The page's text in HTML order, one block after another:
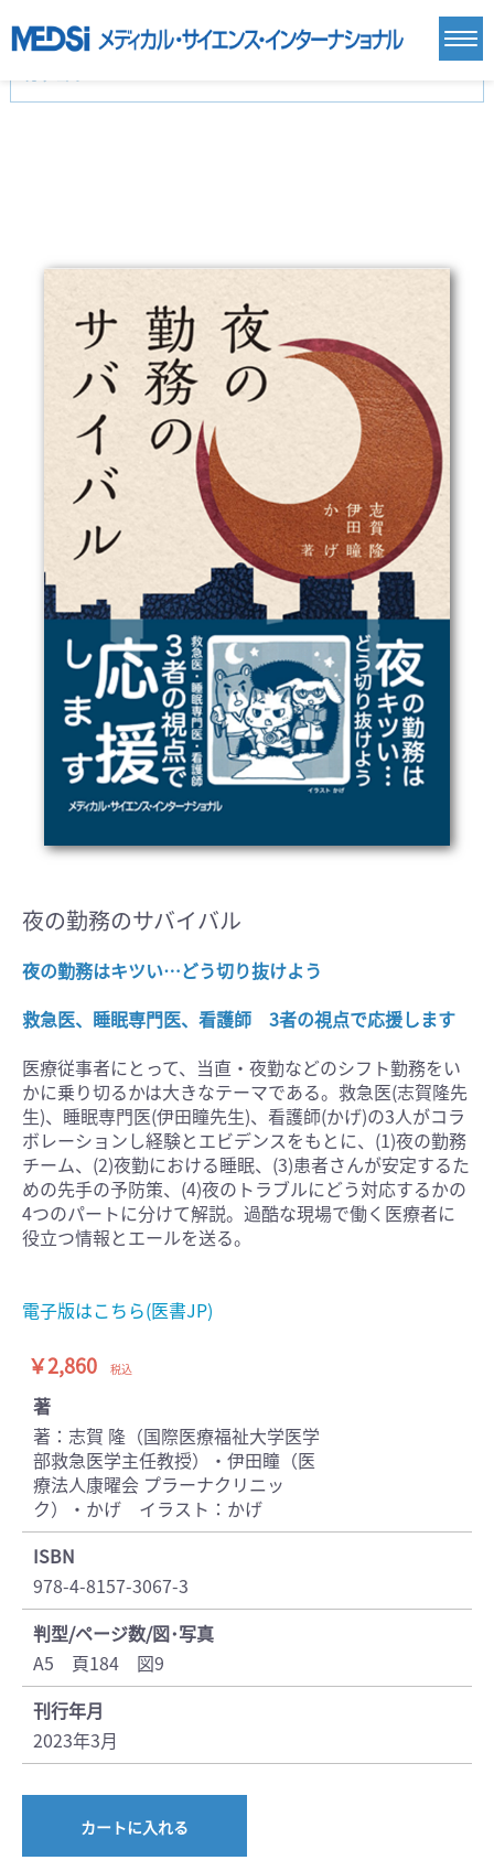
基礎医学(93)
基礎医学関連科学(80)
自然科学(25)
薬学(7)
衛生・公衆衛生学(14)
医学一般(91)
夜の勤務のサバイバル
夜の勤務はキツい…どう切り抜けよう
救急医、睡眠専門医、看護師 3者の視点で応援します
医療従事者にとって、当直・夜勤などのシフト勤務をい
かに乗り切るかは大きなテーマである。救急医(志賀隆先
生)、睡眠専門医(伊田瞳先生)、看護師(かげ)の3人がコラ
ボレーションし経験とエビデンスをもとに、(1)夜の勤務
チーム、(2)夜勤における睡眠、(3)患者さんが安定するた
めの先手の予防策、(4)夜のトラブルにどう対応するかの
4つのパートに分けて解説。過酷な現場で働く医療者に
役立つ情報とエールを送る。
電子版はこちら(医書JP)
￥2,860 税込
著
著：志賀 隆（国際医療福祉大学医学
部救急医学主任教授）・伊田瞳（医
療法人康曜会 プラーナクリニッ
ク）・かげ イラスト：かげ
ISBN
978-4-8157-3067-3
判型/ページ数/図･写真
A5 頁184 図9
刊行年月
2023年3月
カートに入れる